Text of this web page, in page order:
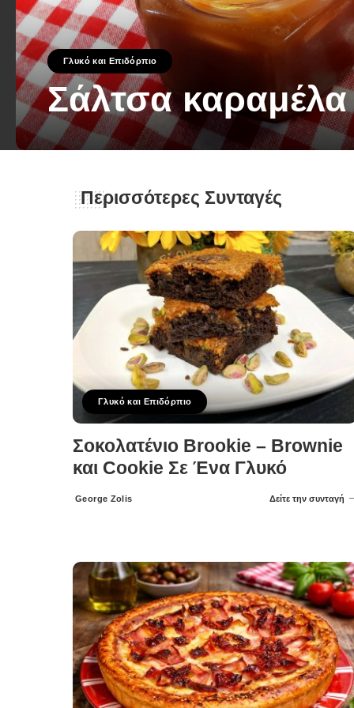
Γλυκό και Επιδόρπιο
Σάλτσα καραμέλα
Posted
George Zolis 8 Μαΐου 2023
Περισσότερες Συνταγές
Γλυκό και Επιδόρπιο
Σοκολατένιο Brookie – Brownie
και Cookie Σε Ένα Γλυκό
Posted
George Zolis Δείτε την συνταγή